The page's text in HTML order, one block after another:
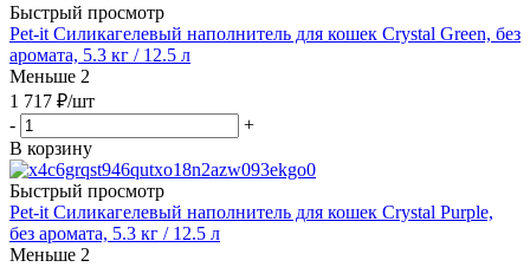
Быстрый просмотр
Pet-it Силикагелевый наполнитель для кошек Crystal Green, без
аромата, 5.3 кг / 12.5 л
Меньше 2
1 717 ₽/шт
-
+
В корзину
Быстрый просмотр
Pet-it Силикагелевый наполнитель для кошек Crystal Purple,
без аромата, 5.3 кг / 12.5 л
Меньше 2